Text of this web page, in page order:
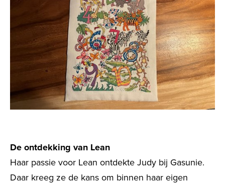
De ontdekking van Lean
Haar passie voor Lean ontdekte Judy bij Gasunie.
Daar kreeg ze de kans om binnen haar eigen